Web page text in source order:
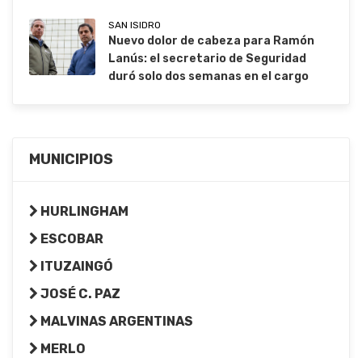
SAN ISIDRO
Nuevo dolor de cabeza para Ramón
Lanús: el secretario de Seguridad
duró solo dos semanas en el cargo
MUNICIPIOS
HURLINGHAM
ESCOBAR
ITUZAINGÓ
JOSÉ C. PAZ
MALVINAS ARGENTINAS
MERLO